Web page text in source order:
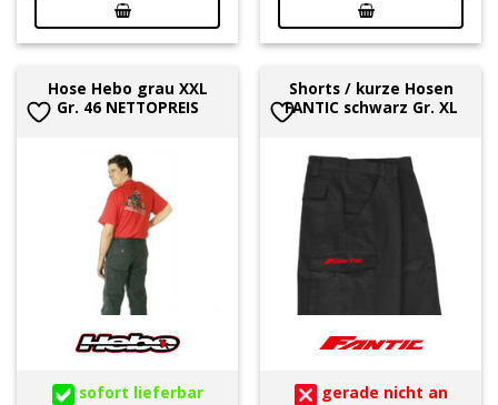
Hose Hebo grau XXL
Gr. 46 NETTOPREIS
sofort lieferbar
Shorts / kurze Hosen
FANTIC schwarz Gr. XL
gerade nicht an